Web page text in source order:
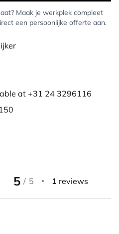
Maak je werkplek compleet
een persoonlijke offerte aan.
at +31 24 3296116
5 / 5 1 reviews